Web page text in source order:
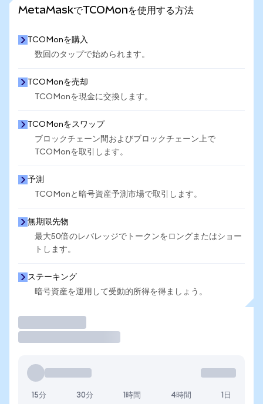
MetaMaskでTCOMonを使用する方法
TCOMonを購入
数回のタップで始められます。
TCOMonを売却
TCOMonを現金に交換します。
TCOMonをスワップ
ブロックチェーン間およびブロックチェーン上で
TCOMonを取引します。
予測
TCOMonと暗号資産予測市場で取引します。
無期限先物
最大50倍のレバレッジでトークンをロングまたはショー
トします。
ステーキング
暗号資産を運用して受動的所得を得ましょう。
15分 30分 1時間 4時間 1日